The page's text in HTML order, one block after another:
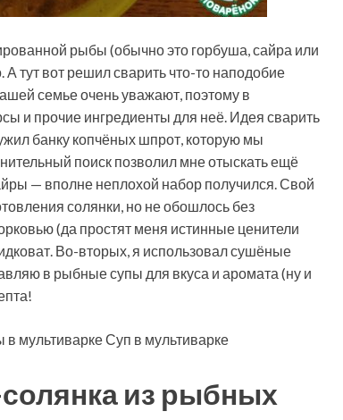
рыбы (обычно это горбуша, сайра или
тут вот решил сварить что-то наподобие
семье очень уважают, поэтому в
и прочие ингредиенты для неё. Идея сварить
банку копчёных шпрот, которую мы
поиск позволил мне отыскать ещё
— вполне неплохой набор получился. Свой
солянки, но не обошлось без
(да простят меня истинные ценители
Во-вторых, я использовал сушёные
в рыбные супы для вкуса и аромата (ну и
мультиварке Суп в мультиварке
из рыбных